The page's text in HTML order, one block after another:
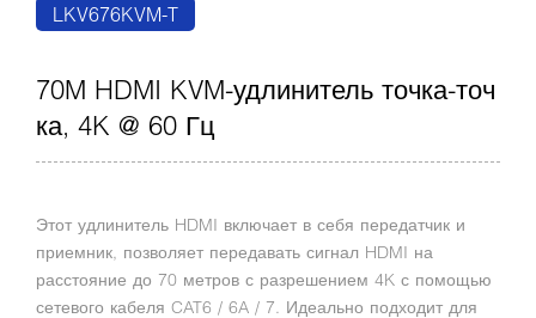
LKV676KVM-T
70M HDMI KVM-удлинитель точка-точ
ка, 4K @ 60 Гц
Этот удлинитель HDMI включает в себя передатчик и
приемник, позволяет передавать сигнал HDMI на
расстояние до 70 метров с разрешением 4K с помощью
сетевого кабеля CAT6 / 6A / 7. Идеально подходит для